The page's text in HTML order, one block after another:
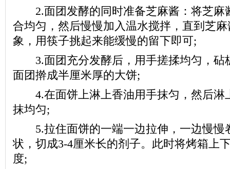
2.面团发酵的同时准备芝麻酱：将芝麻
合均匀，然后慢慢加入温水搅拌，直到芝
象，用筷子挑起来能缓慢的留下即可;
3.面团充分发酵后，用手搓揉均匀，砧
面团擀成半厘米厚的大饼;
4.在面饼上淋上香油用手抹匀，然后淋
抹均匀;
5.拉住面饼的一端一边拉伸，一边慢慢
状，切成3-4厘米长的剂子。此时将烤箱上
度;